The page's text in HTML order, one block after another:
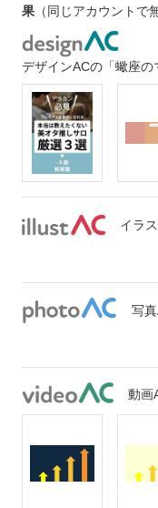
果 （同じアカウントで
デザインACの「蠍座
イラ
写
動画